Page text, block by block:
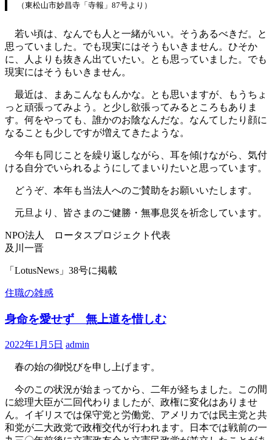
（東松山市妙昌寺「寺報」87号より）
若い頃は、なんでも人と一緒がいい。そうあるべきだ。と
思っていました。でも現実にはそうもいきません。ひそか
に、人よりも抜きん出ていたい。とも思っていました。でも
現実にはそうもいきません。
最近は、まあこんなもんかな。とも思いますが、もうちょ
っと頑張ってみよう。と少し欲張ってみるところもありま
す。何をやっても、誰かのお陰なんだな。なんてしたり顔に
なることも少しですが増えてきたような。
今年も同じことを繰り返しながら、耳を傾けながら、気付
ける自分でいられるようにしてまいりたいと思っています。
どうぞ、本年も当法人へのご賛助をお願いいたします。
元旦より、皆さまのご健勝・無事息災を祈念しています。
NPO法人 ロータスプロジェクト代表
及川一晋
「LotusNews」38号に掲載
住職の雑感
身命を愛せず 無上道を惜しむ
2022年1月5日 admin
春の始の御悦びを申し上げます。
今のこの状況が始まってから、二年が経ちました。この間
に総理大臣が二回代わりましたが、政権に変化はありませ
ん。イギリスでは保守党と労働党、アメリカでは民主党と共
和党が二大政党で政権交代が行われます。日本では戦前の一